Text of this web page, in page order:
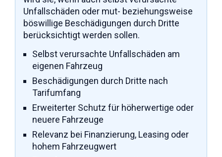
Unfallschäden oder mut- beziehungsweise
böswillige Beschädigungen durch Dritte
berücksichtigt werden sollen.
Selbst verursachte Unfallschäden am
eigenen Fahrzeug
Beschädigungen durch Dritte nach
Tarifumfang
Erweiterter Schutz für höherwertige oder
neuere Fahrzeuge
Relevanz bei Finanzierung, Leasing oder
hohem Fahrzeugwert